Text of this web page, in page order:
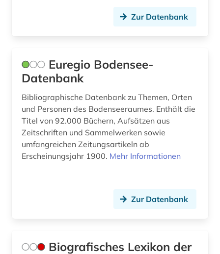
Zur Datenbank
Euregio Bodensee-
Datenbank
Bibliographische Datenbank zu Themen, Orten
und Personen des Bodenseeraumes. Enthält die
Titel von 92.000 Büchern, Aufsätzen aus
Zeitschriften und Sammelwerken sowie
umfangreichen Zeitungsartikeln ab
Erscheinungsjahr 1900. Mehr Informationen
Zur Datenbank
Biografisches Lexikon der